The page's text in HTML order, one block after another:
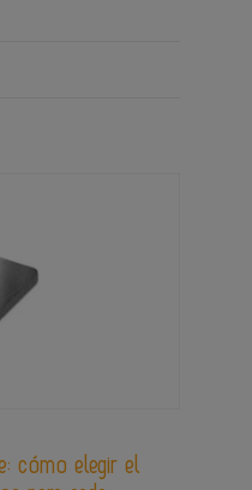
cómo elegir el